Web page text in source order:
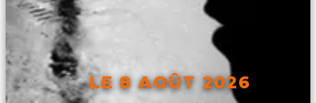
LE 8 AOÛT 2026